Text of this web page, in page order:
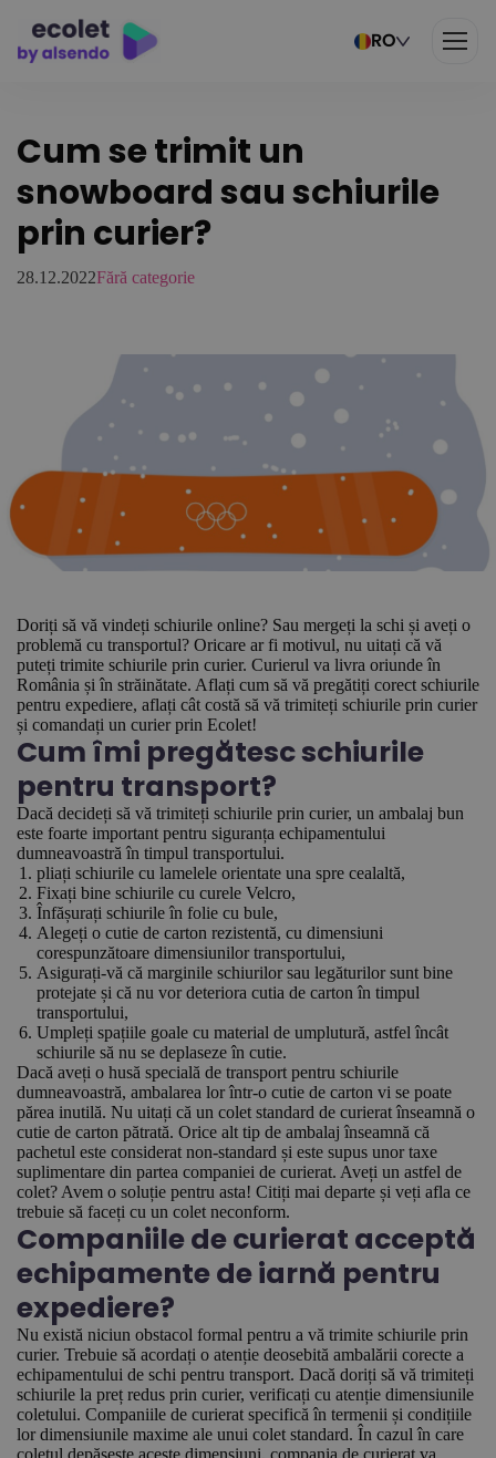
RO
Cum se trimit un
snowboard sau schiurile
prin curier?
28.12.2022Fără categorie
Doriți să vă vindeți schiurile online? Sau mergeți la schi și aveți o
problemă cu transportul? Oricare ar fi motivul, nu uitați că vă
puteți trimite schiurile prin curier. Curierul va livra oriunde în
România și în străinătate. Aflați cum să vă pregătiți corect schiurile
pentru expediere, aflați cât costă să vă trimiteți schiurile prin curier
și comandați un curier prin Ecolet!
Cum îmi pregătesc schiurile
pentru transport?
Dacă decideți să vă trimiteți schiurile prin curier, un ambalaj bun
este foarte important pentru siguranța echipamentului
dumneavoastră în timpul transportului.
pliați schiurile cu lamelele orientate una spre cealaltă,
Fixați bine schiurile cu curele Velcro,
Înfășurați schiurile în folie cu bule,
Alegeți o cutie de carton rezistentă, cu dimensiuni
corespunzătoare dimensiunilor transportului,
Asigurați-vă că marginile schiurilor sau legăturilor sunt bine
protejate și că nu vor deteriora cutia de carton în timpul
transportului,
Umpleți spațiile goale cu material de umplutură, astfel încât
schiurile să nu se deplaseze în cutie.
Dacă aveți o husă specială de transport pentru schiurile
dumneavoastră, ambalarea lor într-o cutie de carton vi se poate
părea inutilă. Nu uitați că un colet standard de curierat înseamnă o
cutie de carton pătrată. Orice alt tip de ambalaj înseamnă că
pachetul este considerat non-standard și este supus unor taxe
suplimentare din partea companiei de curierat. Aveți un astfel de
colet? Avem o soluție pentru asta! Citiți mai departe și veți afla ce
trebuie să faceți cu un colet neconform.
Companiile de curierat acceptă
echipamente de iarnă pentru
expediere?
Nu există niciun obstacol formal pentru a vă trimite schiurile prin
curier. Trebuie să acordați o atenție deosebită ambalării corecte a
echipamentului de schi pentru transport. Dacă doriți să vă trimiteți
schiurile la preț redus prin curier, verificați cu atenție dimensiunile
coletului. Companiile de curierat specifică în termenii și condițiile
lor dimensiunile maxime ale unui colet standard. În cazul în care
coletul depășește aceste dimensiuni, compania de curierat va